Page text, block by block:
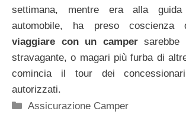
settimana, mentre era alla
automobile, ha preso
viaggiare con un campersarebbe
stravagante, o magari più furba di
comincia il tour dei
autorizzati.
Categorie
Assicurazione Camper